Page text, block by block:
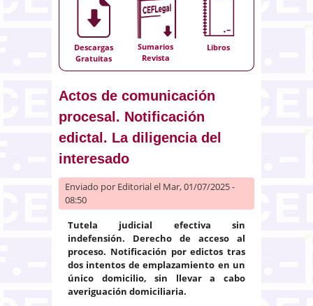
Descargas
Gratuitas
Sumarios
Revista
Libros
Actos de comunicación
procesal. Notificación
edictal. La diligencia del
interesado
Enviado por Editorialel Mar, 01/07/2025 -
08:50
Tutela judicial efectiva sin
indefensión. Derecho de acceso al
proceso. Notificación por edictos tras
dos intentos de emplazamiento en un
único domicilio, sin llevar a cabo
averiguación domiciliaria.